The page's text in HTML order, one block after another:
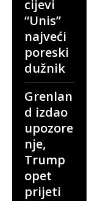
cijevi
“Unis”
najveći
poreski
dužnik
Grenlan
d izdao
upozore
nje,
Trump
opet
prijeti